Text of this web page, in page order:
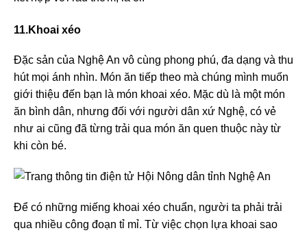
11.Khoai xéo
Đặc sản của Nghệ An vô cùng phong phú, đa dạng và thu
hút mọi ánh nhìn. Món ăn tiếp theo mà chúng mình muốn
giới thiệu đến bạn là món khoai xéo. Mặc dù là một món
ăn bình dân, nhưng đối với người dân xứ Nghệ, có vẻ
như ai cũng đã từng trải qua món ăn quen thuộc này từ
khi còn bé.
Để có những miếng khoai xéo chuẩn, người ta phải trải
qua nhiều công đoạn tỉ mỉ. Từ việc chọn lựa khoai sao